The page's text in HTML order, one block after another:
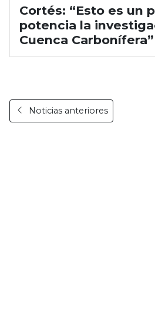
Cortés: “Esto es un
potencia la
Cuenca Carbonífera”
Noticias anteriores